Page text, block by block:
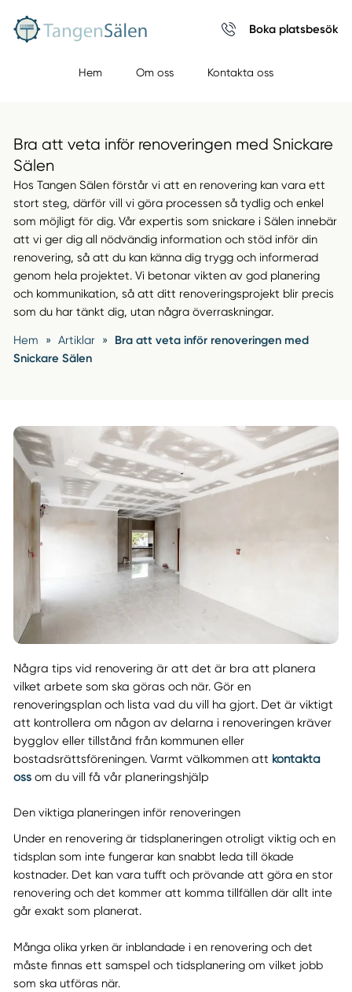
Boka platsbesök
Hem Om oss Kontakta oss
Bra att veta inför renoveringen med Snickare
Sälen
Hos Tangen Sälen förstår vi att en renovering kan vara ett
stort steg, därför vill vi göra processen så tydlig och enkel
som möjligt för dig. Vår expertis som snickare i Sälen innebär
att vi ger dig all nödvändig information och stöd inför din
renovering, så att du kan känna dig trygg och informerad
genom hela projektet. Vi betonar vikten av god planering
och kommunikation, så att ditt renoveringsprojekt blir precis
som du har tänkt dig, utan några överraskningar.
Hem » Artiklar »
Bra att veta inför renoveringen med
Snickare Sälen
Några tips vid renovering är att det är bra att planera
vilket arbete som ska göras och när. Gör en
renoveringsplan och lista vad du vill ha gjort. Det är viktigt
att kontrollera om någon av delarna i renoveringen kräver
bygglov eller tillstånd från kommunen eller
bostadsrättsföreningen. Varmt välkommen att kontakta
oss om du vill få vår planeringshjälp
Den viktiga planeringen inför renoveringen
Under en renovering är tidsplaneringen otroligt viktig och en
tidsplan som inte fungerar kan snabbt leda till ökade
kostnader. Det kan vara tufft och prövande att göra en stor
renovering och det kommer att komma tillfällen där allt inte
går exakt som planerat.
Många olika yrken är inblandade i en renovering och det
måste finnas ett samspel och tidsplanering om vilket jobb
som ska utföras när.